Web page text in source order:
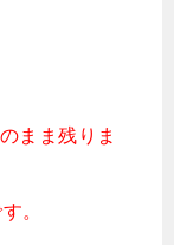
まま残りま
。